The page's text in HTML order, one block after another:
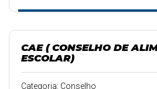
Participar da elaboração do
e demais ações do setor.
Decreto Nº026 , 11 de abril de 2022.
CAE ( CONSELHO DE
ESCOLAR)
Categoria: Conselho